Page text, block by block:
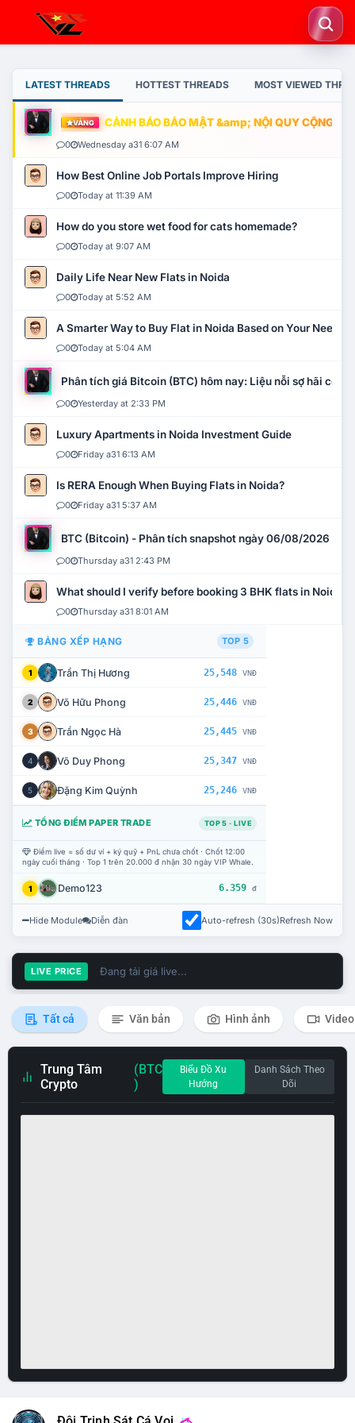
LATEST THREADS HOTTEST THREADS MOST VIEWED
VÀNG CẢNH BÁO BẢO MẬT &amp; NỘI QUY CỘNG
0 Wednesday a31 6:07 AM
How Best Online Job Portals Improve Hiring
0 Today at 11:39 AM
How do you store wet food for cats homemade?
0 Today at 9:07 AM
Daily Life Near New Flats in Noida
0 Today at 5:52 AM
A Smarter Way to Buy Flat in Noida Based on Your Needs
0 Today at 5:04 AM
Phân tích giá Bitcoin (BTC) hôm nay: Liệu nỗi sợ hãi có
0 Yesterday at 2:33 PM
Luxury Apartments in Noida Investment Guide
0 Friday a31 6:13 AM
Is RERA Enough When Buying Flats in Noida?
0 Friday a31 5:37 AM
BTC (Bitcoin) - Phân tích snapshot ngày 06/08/2026
0 Thursday a31 2:43 PM
What should I verify before booking 3 BHK flats in Noida?
0 Thursday a31 8:01 AM
BẢNG XẾP HẠNG TOP 5
1 Trần Thị Hương 25,548 VNĐ
2 Võ Hữu Phong 25,446 VNĐ
3 Trần Ngọc Hà 25,445 VNĐ
4 Võ Duy Phong 25,347 VNĐ
5 Đặng Kim Quỳnh 25,246 VNĐ
TỔNG ĐIỂM PAPER TRADE TOP 5 · LIVE
Điểm live = số dư ví + ký quỹ + PnL chưa chốt · Chốt 12:00
ngày cuối tháng · Top 1 trên 20.000 đ nhận 30 ngày VIP Whale.
1 Demo123 6.359 đ
Hide Module Diễn đàn Auto-refresh (30s)Refresh Now
LIVE PRICE Đang tải giá live...
Tất cả Văn bản Hình ảnh Video
Trung Tâm
Crypto
(BTC
)
Biểu Đồ Xu
Hướng
Danh Sách Theo
Dõi